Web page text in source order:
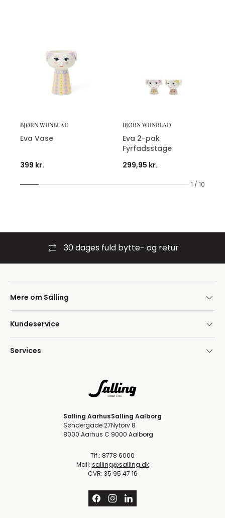
1 / 10
BJØRN WIINBLAD
Eva Vase
399 kr.
BJØRN WIINBLAD
Eva 2-pak
Fyrfadsstage
299,95 kr.
30 dages fuld bytte- og retur
Mere om Salling
Kundeservice
Services
Salling Aarhus
Søndergade 27
8000 Aarhus C
Salling Aalborg
Nytorv 8
9000 Aalborg
Tlf.: 8778 6000
Mail: salling@salling.dk
CVR: 35 95 47 16